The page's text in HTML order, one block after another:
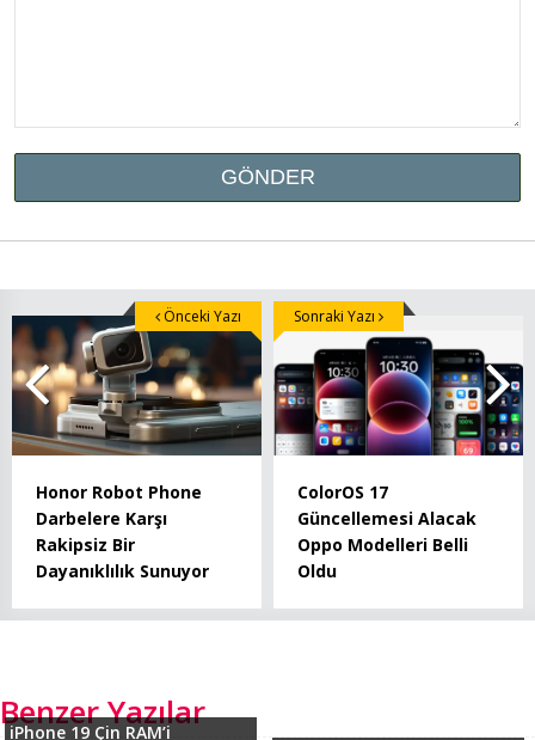
Honor Robot Phone
Darbelere Karşı
Rakipsiz Bir
Dayanıklılık Sunuyor
Önceki Yazı
ColorOS 17
Güncellemesi Alacak
Oppo Modelleri Belli
Oldu
Sonraki Yazı
Benzer Yazılar
iPhone 19 Çin RAM’i